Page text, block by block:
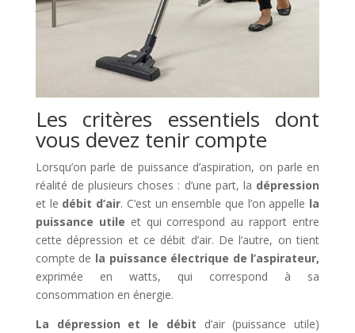
Les critères essentiels dont
vous devez tenir compte
Lorsqu’on parle de puissance d’aspiration, on parle en
réalité de plusieurs choses : d’une part, la dépression
et le débit d’air. C’est un ensemble que l’on appelle la
puissance utile et qui correspond au rapport entre
cette dépression et ce débit d’air. De l’autre, on tient
compte de la puissance électrique de l’aspirateur,
exprimée en watts, qui correspond à sa
consommation en énergie.
La dépression et le débit d’air (puissance utile)